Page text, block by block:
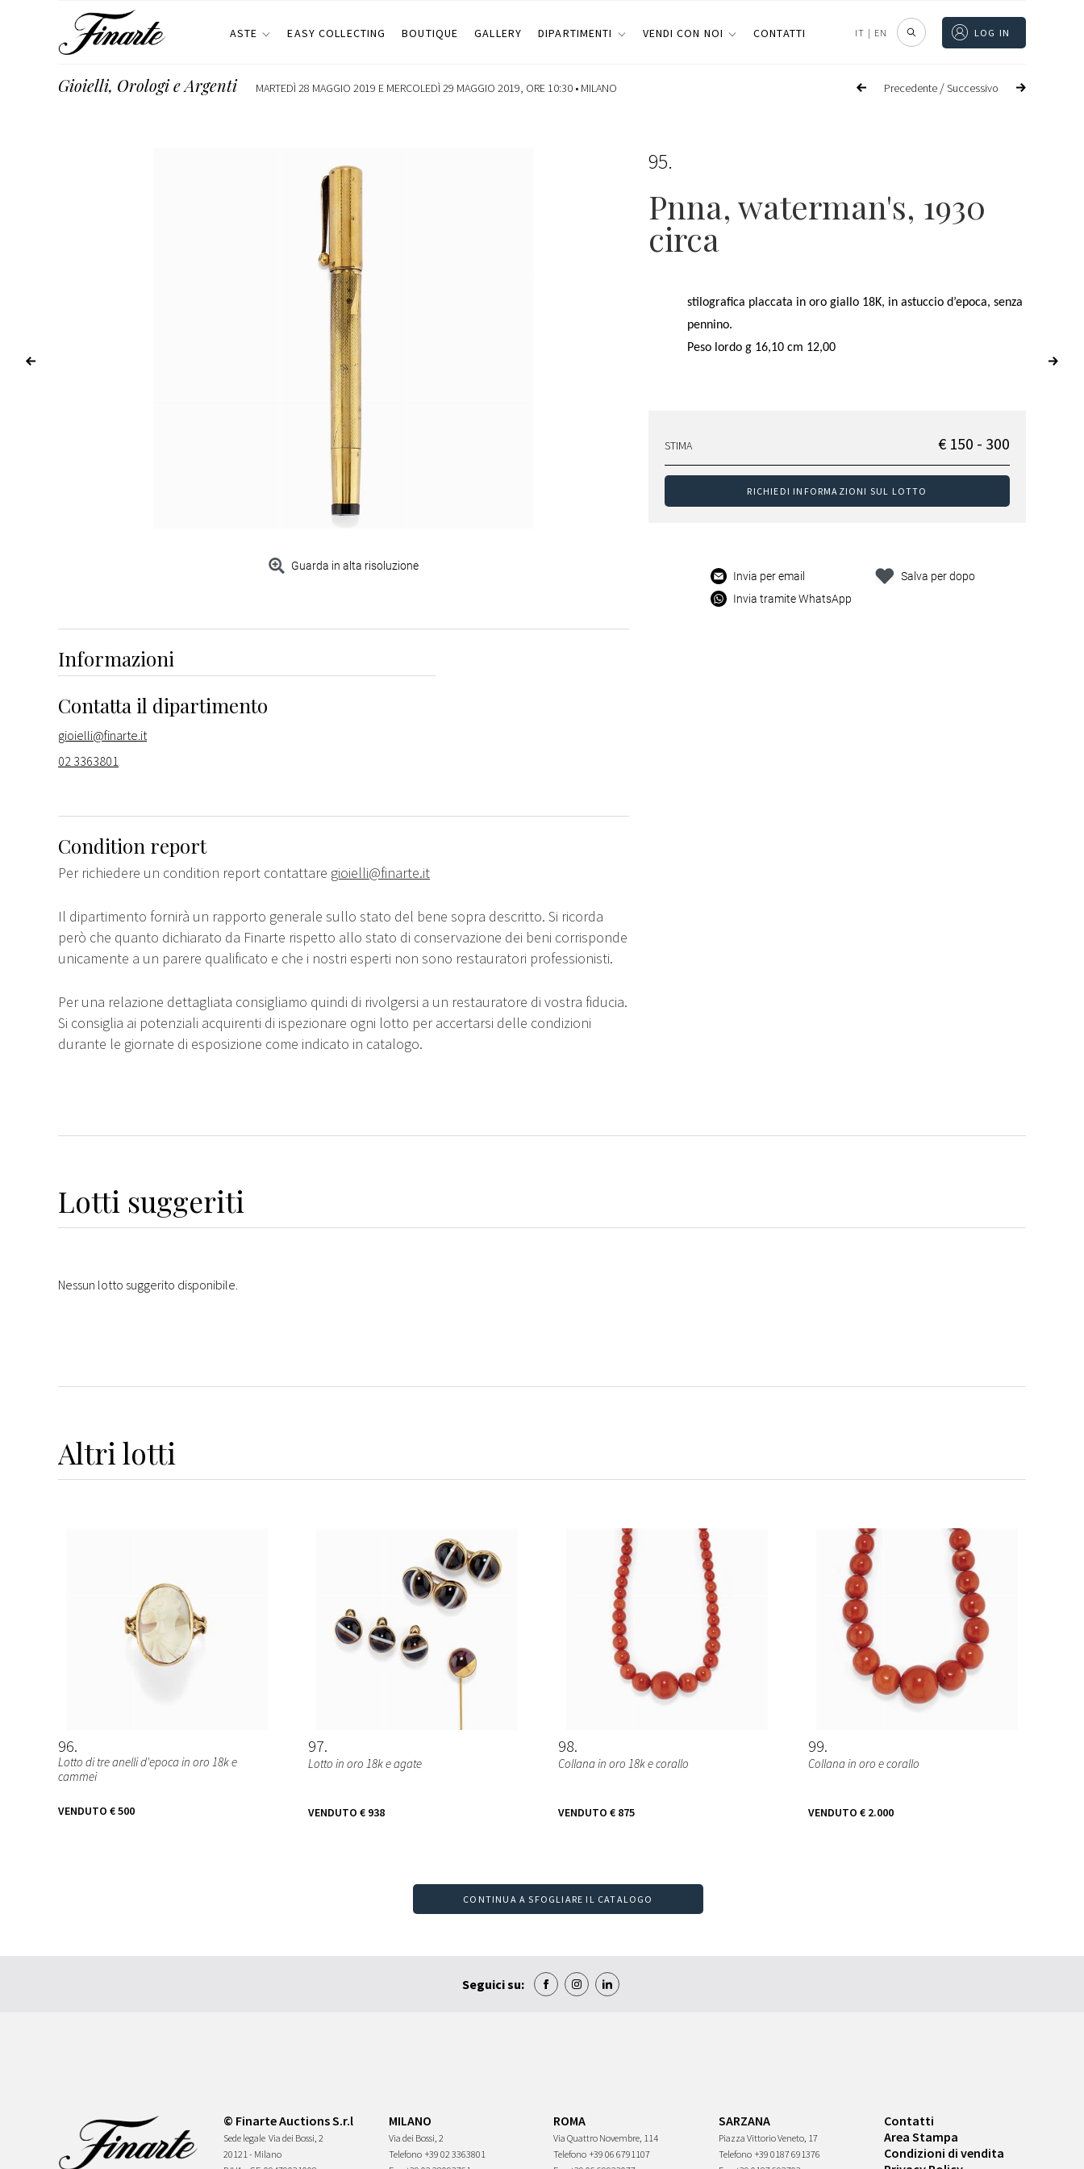
ASTE EASY COLLECTING BOUTIQUE GALLERY DIPARTIMENTI VENDI CON NOI CONTATTI IT | EN LOG IN
Precedente /Successivo
Gioielli, Orologi e Argenti MARTEDÌ 28 MAGGIO 2019 E MERCOLEDÌ 29 MAGGIO 2019, ORE 10:30 • MILANO
Guarda in alta risoluzione
95
Pnna, waterman's, 1930
circa
stilografica placcata in oro giallo 18K, in astuccio d’epoca, senza
pennino.
Peso lordo g 16,10 cm 12,00
STIMA € 150 - 300
RICHIEDI INFORMAZIONI SUL LOTTO
Invia per email
Invia tramite WhatsApp
Salva per dopo
Informazioni
Contatta il dipartimento
gioielli@finarte.it
02 3363801
Condition report
Per richiedere un condition report contattare gioielli@finarte.it
Il dipartimento fornirà un rapporto generale sullo stato del bene sopra descritto. Si ricorda
però che quanto dichiarato da Finarte rispetto allo stato di conservazione dei beni corrisponde
unicamente a un parere qualificato e che i nostri esperti non sono restauratori professionisti.
Per una relazione dettagliata consigliamo quindi di rivolgersi a un restauratore di vostra fiducia.
Si consiglia ai potenziali acquirenti di ispezionare ogni lotto per accertarsi delle condizioni
durante le giornate di esposizione come indicato in catalogo.
Lotti suggeriti
Nessun lotto suggerito disponibile.
Altri lotti
96
Lotto di tre anelli d'epoca in oro 18k e
cammei
VENDUTO € 500
97
Lotto in oro 18k e agate
VENDUTO € 938
98
Collana in oro 18k e corallo
VENDUTO € 875
99
Collana in oro e corallo
VENDUTO € 2.000
CONTINUA A SFOGLIARE IL CATALOGO
Seguici su:
© Finarte Auctions S.r.l
Sede legale Via dei Bossi, 2
20121 - Milano
MILANO
Via dei Bossi, 2
Telefono +39 02 3363801
ROMA
Via Quattro Novembre, 114
Telefono +39 06 6791107
SARZANA
Piazza Vittorio Veneto, 17
Telefono +39 0187 691376
Contatti
Area Stampa
Condizioni di vendita